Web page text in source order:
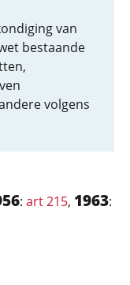
van
bestaande
volgens
: art 215, 1963: